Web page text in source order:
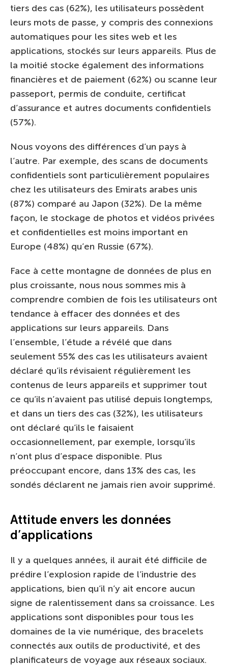
tiers des cas (62%), les utilisateurs possèdent
leurs mots de passe, y compris des connexions
automatiques pour les sites web et les
applications, stockés sur leurs appareils. Plus de
la moitié stocke également des informations
financières et de paiement (62%) ou scanne leur
passeport, permis de conduite, certificat
d’assurance et autres documents confidentiels
(57%).
Nous voyons des différences d’un pays à
l’autre. Par exemple, des scans de documents
confidentiels sont particulièrement populaires
chez les utilisateurs des Emirats arabes unis
(87%) comparé au Japon (32%). De la même
façon, le stockage de photos et vidéos privées
et confidentielles est moins important en
Europe (48%) qu’en Russie (67%).
Face à cette montagne de données de plus en
plus croissante, nous nous sommes mis à
comprendre combien de fois les utilisateurs ont
tendance à effacer des données et des
applications sur leurs appareils. Dans
l’ensemble, l’étude a révélé que dans
seulement 55% des cas les utilisateurs avaient
déclaré qu’ils révisaient régulièrement les
contenus de leurs appareils et supprimer tout
ce qu’ils n’avaient pas utilisé depuis longtemps,
et dans un tiers des cas (32%), les utilisateurs
ont déclaré qu’ils le faisaient
occasionnellement, par exemple, lorsqu’ils
n’ont plus d’espace disponible. Plus
préoccupant encore, dans 13% des cas, les
sondés déclarent ne jamais rien avoir supprimé.
Attitude envers les données
d’applications
Il y a quelques années, il aurait été difficile de
prédire l’explosion rapide de l’industrie des
applications, bien qu’il n’y ait encore aucun
signe de ralentissement dans sa croissance. Les
applications sont disponibles pour tous les
domaines de la vie numérique, des bracelets
connectés aux outils de productivité, et des
planificateurs de voyage aux réseaux sociaux.